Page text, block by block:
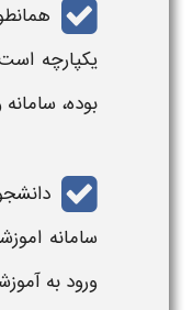
یکپارچه
بوده،
سامانه
ورود به